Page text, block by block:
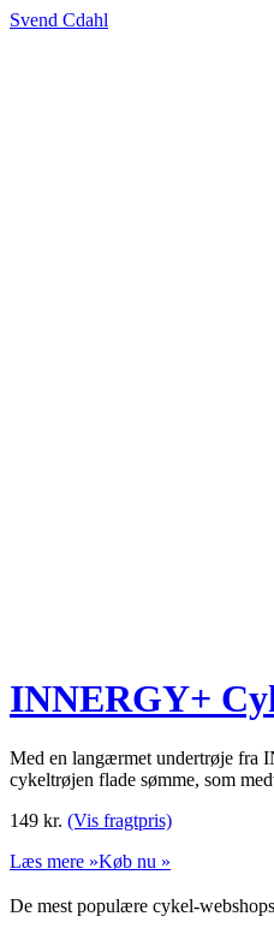
Svend Cdahl
INNERGY+
Med en langærmet undertrøje fra
cykeltrøjen flade sømme, som
149 kr. (Vis fragtpris)
Læs mere »Køb nu »
De mest populære cykel-